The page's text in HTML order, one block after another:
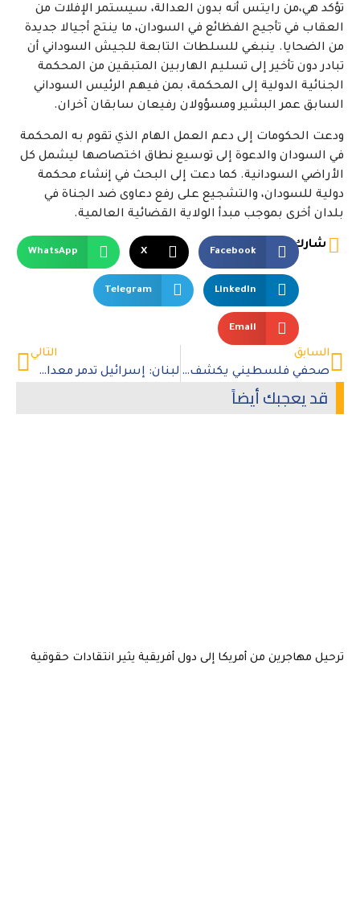
تؤكد هي،من رايتس أنه بدون العدالة، سيستمر الإفلات من
العقاب في تأجيج الفظائع في السودان، ما ينتج أجيالا جديدة
من الضحايا. ينبغي للسلطات التابعة للجيش السوداني أن
تبادر دون تأخير إلى تسليم الهاربين المتبقين من المحكمة
الجنائية الدولية إلى المحكمة، بمن فيهم الرئيس السوداني
السابق عمر البشير ومسؤولان رفيعان سابقان آخران.
ودعت الحكومات إلى دعم العمل الهام الذي تقوم به المحكمة
في السودان والدعوة إلى توسيع نطاق اختصاصها ليشمل كل
الأراضي السودانية. كما دعت إلى البحث في إنشاء محكمة
دولية للسودان، والتشجيع على رفع دعاوى ضد الجناة في
بلدان أخرى بموجب مبدأ الولاية القضائية العالمية.
شارك
Facebook
X
WhatsApp
LinkedIn
Telegram
Email
السابق
صحفي فلسطيني يكشف تفاصيل تعرضه للاغتصاب في سجن إسرائيلي
التالي
لبنان: إسرائيل تدمر معدات إعادة الإعمار بشكل غير قانوني
قد يعجبك أيضاً
ترحيل مهاجرين من أمريكا إلى دول أفريقية يثير انتقادات حقوقية